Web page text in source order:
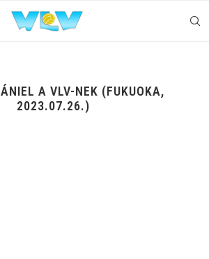
A VLV-NEK (FUKUOKA,
2023.07.26.)